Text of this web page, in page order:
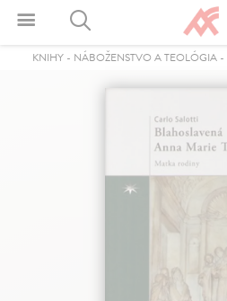
KNIHY- NÁBOŽENSTVO A TEOLÓGIA-